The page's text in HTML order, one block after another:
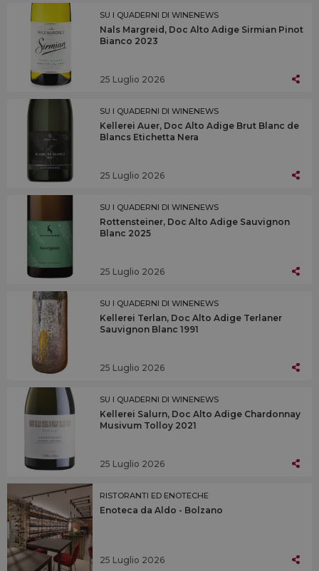
SU I QUADERNI DI WINENEWS
Nals Margreid, Doc Alto Adige Sirmian Pinot
Bianco 2023
25 Luglio 2026
SU I QUADERNI DI WINENEWS
Kellerei Auer, Doc Alto Adige Brut Blanc de
Blancs Etichetta Nera
25 Luglio 2026
SU I QUADERNI DI WINENEWS
Rottensteiner, Doc Alto Adige Sauvignon
Blanc 2025
25 Luglio 2026
SU I QUADERNI DI WINENEWS
Kellerei Terlan, Doc Alto Adige Terlaner
Sauvignon Blanc 1991
25 Luglio 2026
SU I QUADERNI DI WINENEWS
Kellerei Salurn, Doc Alto Adige Chardonnay
Musivum Tolloy 2021
25 Luglio 2026
RISTORANTI ED ENOTECHE
Enoteca da Aldo - Bolzano
25 Luglio 2026